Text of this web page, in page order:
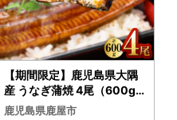
【期間限定】鹿児島県大隅
産 うなぎ蒲焼 4尾（600g
） KN007-004-04-cp18
鹿児島県鹿屋市